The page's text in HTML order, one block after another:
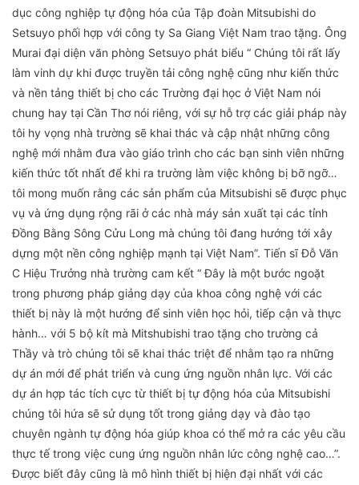
dục công nghiệp tự động hóa của Tập đoàn Mitsubishi do
Setsuyo phối hợp với công ty Sa Giang Việt Nam trao tặng. Ông
Murai đại diện văn phòng Setsuyo phát biểu “ Chúng tôi rất lấy
làm vinh dự khi được truyền tải công nghệ cũng như kiến thức
và nền tảng thiết bị cho các Trường đại học ở Việt Nam nói
chung hay tại Cần Thơ nói riêng, với sự hỗ trợ các giải pháp này
tôi hy vọng nhà trường sẽ khai thác và cập nhật những công
nghệ mới nhằm đưa vào giáo trình cho các bạn sinh viên những
kiến thức tốt nhất để khi ra trường làm việc không bị bỡ ngỡ…
tôi mong muốn rằng các sản phẩm của Mitsubishi sẽ được phục
vụ và ứng dụng rộng rãi ở các nhà máy sản xuất tại các tỉnh
Đồng Bằng Sông Cửu Long mà chúng tôi đang hướng tới xây
dựng một nền công nghiệp mạnh tại Việt Nam”. Tiến sĩ Đỗ Văn
C Hiệu Trưởng nhà trường cam kết “ Đây là một bước ngoặt
trong phương pháp giảng dạy của khoa công nghệ với các
thiết bị này là một hướng để sinh viên học hỏi, tiếp cận và thực
hành… với 5 bộ kít mà Mitshubishi trao tặng cho trường cả
Thầy và trò chúng tôi sẽ khai thác triệt để nhằm tạo ra những
dự án mới để phát triển và cung ứng nguồn nhân lực. Với các
dự án hợp tác tích cực từ thiết bị tự động hóa của Mitsubishi
chúng tôi hứa sẽ sử dụng tốt trong giảng dạy và đào tạo
chuyên ngành tự động hóa giúp khoa có thể mở ra các yêu cầu
thực tế trong việc cung ứng nguồn nhân lức công nghệ cao…”.
Được biết đây cũng là mô hình thiết bị hiện đại nhất với các